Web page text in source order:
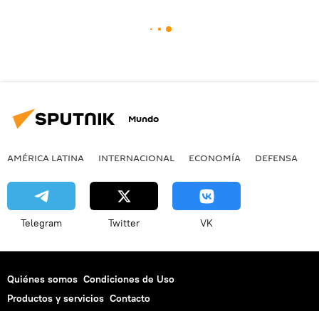
Mundo
AMÉRICA LATINA INTERNACIONAL ECONOMÍA DEFENSA
Telegram Twitter VK
Quiénes somos Condiciones de Uso
Productos y servicios Contacto